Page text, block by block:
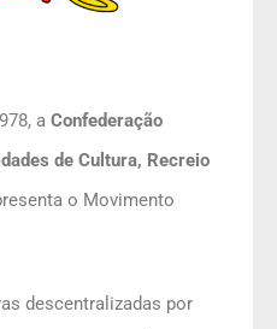
a Confederação
de Cultura, Recreio
o Movimento
descentralizadas por